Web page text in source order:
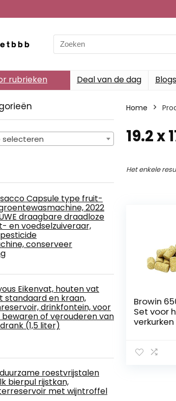
Search
for:
rubrieken Deal van de dag Blogs
selecteren
Capsule type fruit-
2022
draagbare draadloze
en voedselzuiveraar,
conserveer
Eikenvat, houten vat
standaard en kraan,
drinkfontein, voor
of verouderen van
(1,5 liter)
duurzame roestvrijstalen
bierpul rijstkan,
met wijntroffel
Home
‎19.2 x
Het enkele
Browin
Set voor